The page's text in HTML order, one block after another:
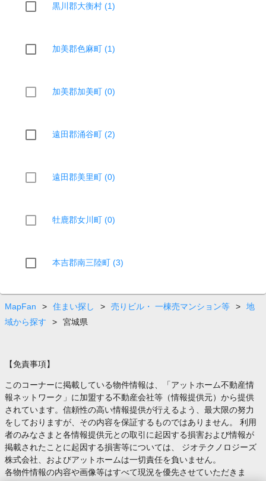
黒川郡大衡村 (1)
加美郡色麻町 (1)
加美郡加美町 (0)
遠田郡涌谷町 (2)
遠田郡美里町 (0)
牡鹿郡女川町 (0)
本吉郡南三陸町 (3)
MapFan > 住まい探し > 売りビル・ 一棟売マンション等 >
地
域から探す
> 宮城県
【免責事項】
このコーナーに掲載している物件情報は、「アットホーム不動産情
報ネットワーク」に加盟する不動産会社等（情報提供元）から提供
されています。信頼性の高い情報提供が行えるよう、最大限の努力
をしておりますが、その内容を保証するものではありません。 利用
者のみなさまと各情報提供元との取引に起因する損害および情報が
掲載されたことに起因する損害等については、 ジオテクノロジーズ
株式会社、およびアットホームは一切責任を負いません。
各物件情報の内容や画像等はすべて現況を優先させていただきま